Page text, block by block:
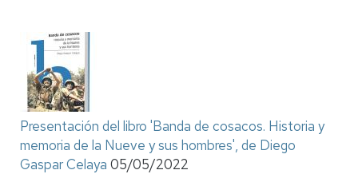
Presentación del libro 'Banda de cosacos. Historia y
memoria de la Nueve y sus hombres', de Diego
Gaspar Celaya 05/05/2022